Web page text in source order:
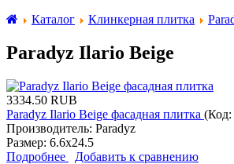
Каталог
Клинкерная плитка
Paradyz Ilario Beige
3334.50 RUB
Paradyz Ilario Beige фасадная плитка (Код:
Производитель: Paradyz
Размер: 6.6x24.5
Подробнее
Добавить к сравнению